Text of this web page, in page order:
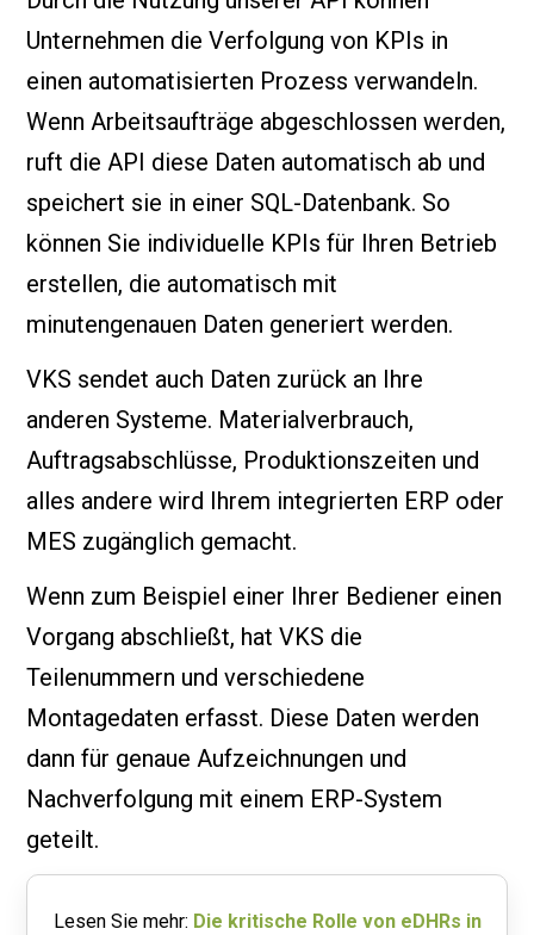
Unternehmen die Verfolgung von KPIs in
einen automatisierten Prozess verwandeln.
Wenn Arbeitsaufträge abgeschlossen werden,
ruft die API diese Daten automatisch ab und
speichert sie in einer SQL-Datenbank. So
können Sie individuelle KPIs für Ihren Betrieb
erstellen, die automatisch mit
minutengenauen Daten generiert werden.
VKS sendet auch Daten zurück an Ihre
anderen Systeme. Materialverbrauch,
Auftragsabschlüsse, Produktionszeiten und
alles andere wird Ihrem integrierten ERP oder
MES zugänglich gemacht.
Wenn zum Beispiel einer Ihrer Bediener einen
Vorgang abschließt, hat VKS die
Teilenummern und verschiedene
Montagedaten erfasst. Diese Daten werden
dann für genaue Aufzeichnungen und
Nachverfolgung mit einem ERP-System
geteilt.
Lesen Sie mehr: Die kritische Rolle von eDHRs in